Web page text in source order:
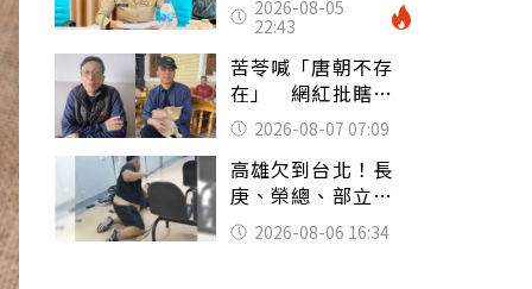
掀2千則留言 本人
怒嗆：化妝有錯嗎
2026-08-05
22:43
苦苓喊「唐朝不存
在」 網紅批瞎編
歷史：李白、杜甫
用鮮卑文寫詩？
2026-08-07 07:09
高雄欠到台北！長
庚、榮總、部立醫
院都受害 「醫療
暴力男」離譜紀錄
2026-08-06 16:34